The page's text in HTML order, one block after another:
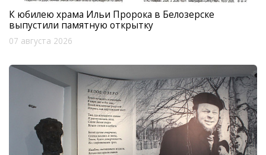
К юбилею храма Ильи Пророка в Белозерске
выпустили памятную открытку
07 августа 2026